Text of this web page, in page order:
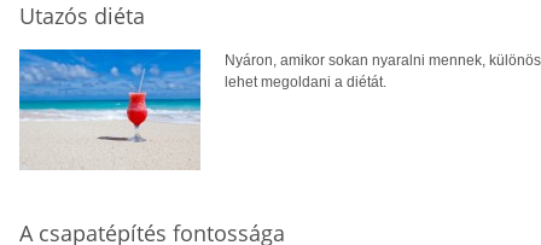
Utazós diéta
Nyáron, amikor sokan nyaralni mennek,
lehet megoldani a diétát.
A csapatépítés fontossága